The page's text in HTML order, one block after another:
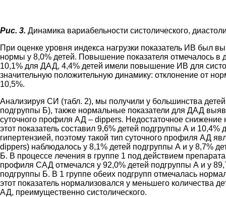
Рис. 3. Динамика вариабельности систолического,
При оценке уровня индекса нагрузки показатель ИВ был
нормы у 8,0% детей. Повышение показателя отмечалось
10,1% для ДАД, 4,4% детей имели повышение ИВ для
значительную положительную динамику: отклонение от
10,5%.
Анализируя СИ (табл. 2), мы получили у большинства
подгруппы Б), также нормальные показатели для ДАД
суточного профиля АД – dippers. Недостаточное
этот показатель составил 9,6% детей подгруппы А и
гипертензией, поэтому такой тип суточного профиля АД
dippers) наблюдалось у 8,1% детей подгруппы А и у 8,7%
Б. В процессе лечения в группе 1 под действием
профиля САД отмечался у 92,0% детей подгруппы А и у
подгруппы Б. В 1 группе обеих подгрупп отмечалась
этот показатель нормализовался у меньшего количества
АД, преимущественно систолического.